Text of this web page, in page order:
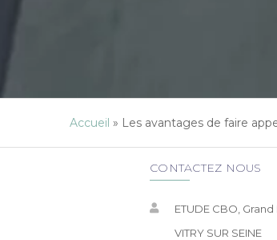
Accueil » Les avantages de faire
CONTACTEZ NOUS
ETUDE CBO,
VITRY SUR SEINE